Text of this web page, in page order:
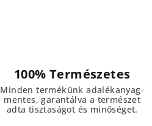
100% Természetes
Minden termékünk adalékanyag-
mentes, garantálva a természet
adta tisztaságot és minőséget.